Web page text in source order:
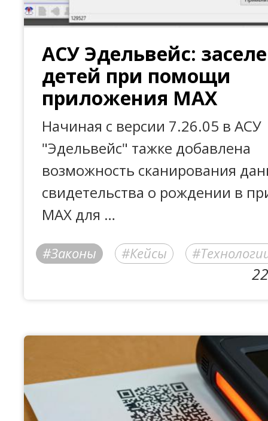
АСУ Эдельвейс:
детей при помощи
приложения MAX
Начиная с версии 7.26.05 в АСУ
"Эдельвейс" тажке добавлена
возможность сканирования
свидетельства о рождении в
MAX для …
Законы Кейсы